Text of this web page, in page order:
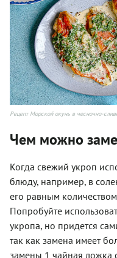
Рецепт Морской окунь в чесночно-
Чем можно
Когда свежий укроп
блюду, например, в
его равным
Попробуйте
укропа, но придется
так как замена имеет
замены 1 чайная ложка